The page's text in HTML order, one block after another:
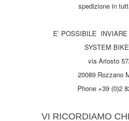
spedizione in
E’ POSSIBILE INVIARE
SYSTEM
via Ariosto
20089 Rozzano
Phone +39 (0)2
VI RICORDIAMO